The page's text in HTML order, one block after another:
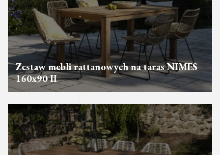
Zestaw mebli rattanowych na taras NIMES
160x90 II